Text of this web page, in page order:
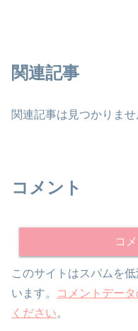
関連記事
関連記事は見つかりませ
コメント
コ
このサイトはスパムを
います。
コメントデー
ください。